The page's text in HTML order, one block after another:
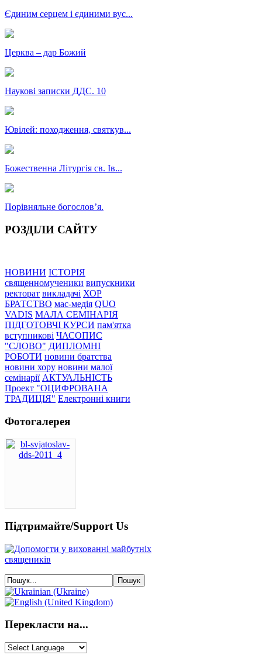
Єдиним серцем і єдиними вус...
Церква – дар Божий
Наукові записки ДДС. 10
Ювілей: походження, святкув...
Божественна Літургія св. Ів...
Порівняльне богословʼя.
РОЗДІЛИ САЙТУ
НОВИНИ ІСТОРІЯ
священномученики випускники
ректорат викладачі ХОР
БРАТСТВО мас-медія QUO
VADIS МАЛА СЕМІНАРІЯ
ПІДГОТОВЧІ КУРСИ пам'ятка
вступникові ЧАСОПИС
"СЛОВО" ДИПЛОМНІ
РОБОТИ новини братства
новини хору новини малої
семінарії АКТУАЛЬНІСТЬ
Проект "ОЦИФРОВАНА
ТРАДИЦІЯ" Електронні книги
Фотогалерея
Підтримайте/Support Us
Перекласти на...